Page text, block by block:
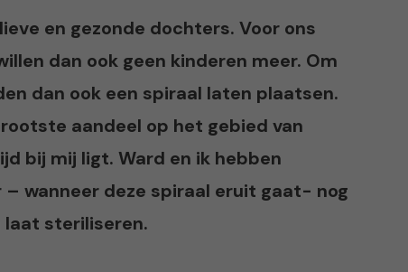
en gezonde dochters. Voor ons
dan ook geen kinderen meer. Om
dan ook een spiraal laten plaatsen.
aandeel op het gebied van
bij mij ligt. Ward en ik hebben
wanneer deze spiraal eruit gaat- nog
laat steriliseren.